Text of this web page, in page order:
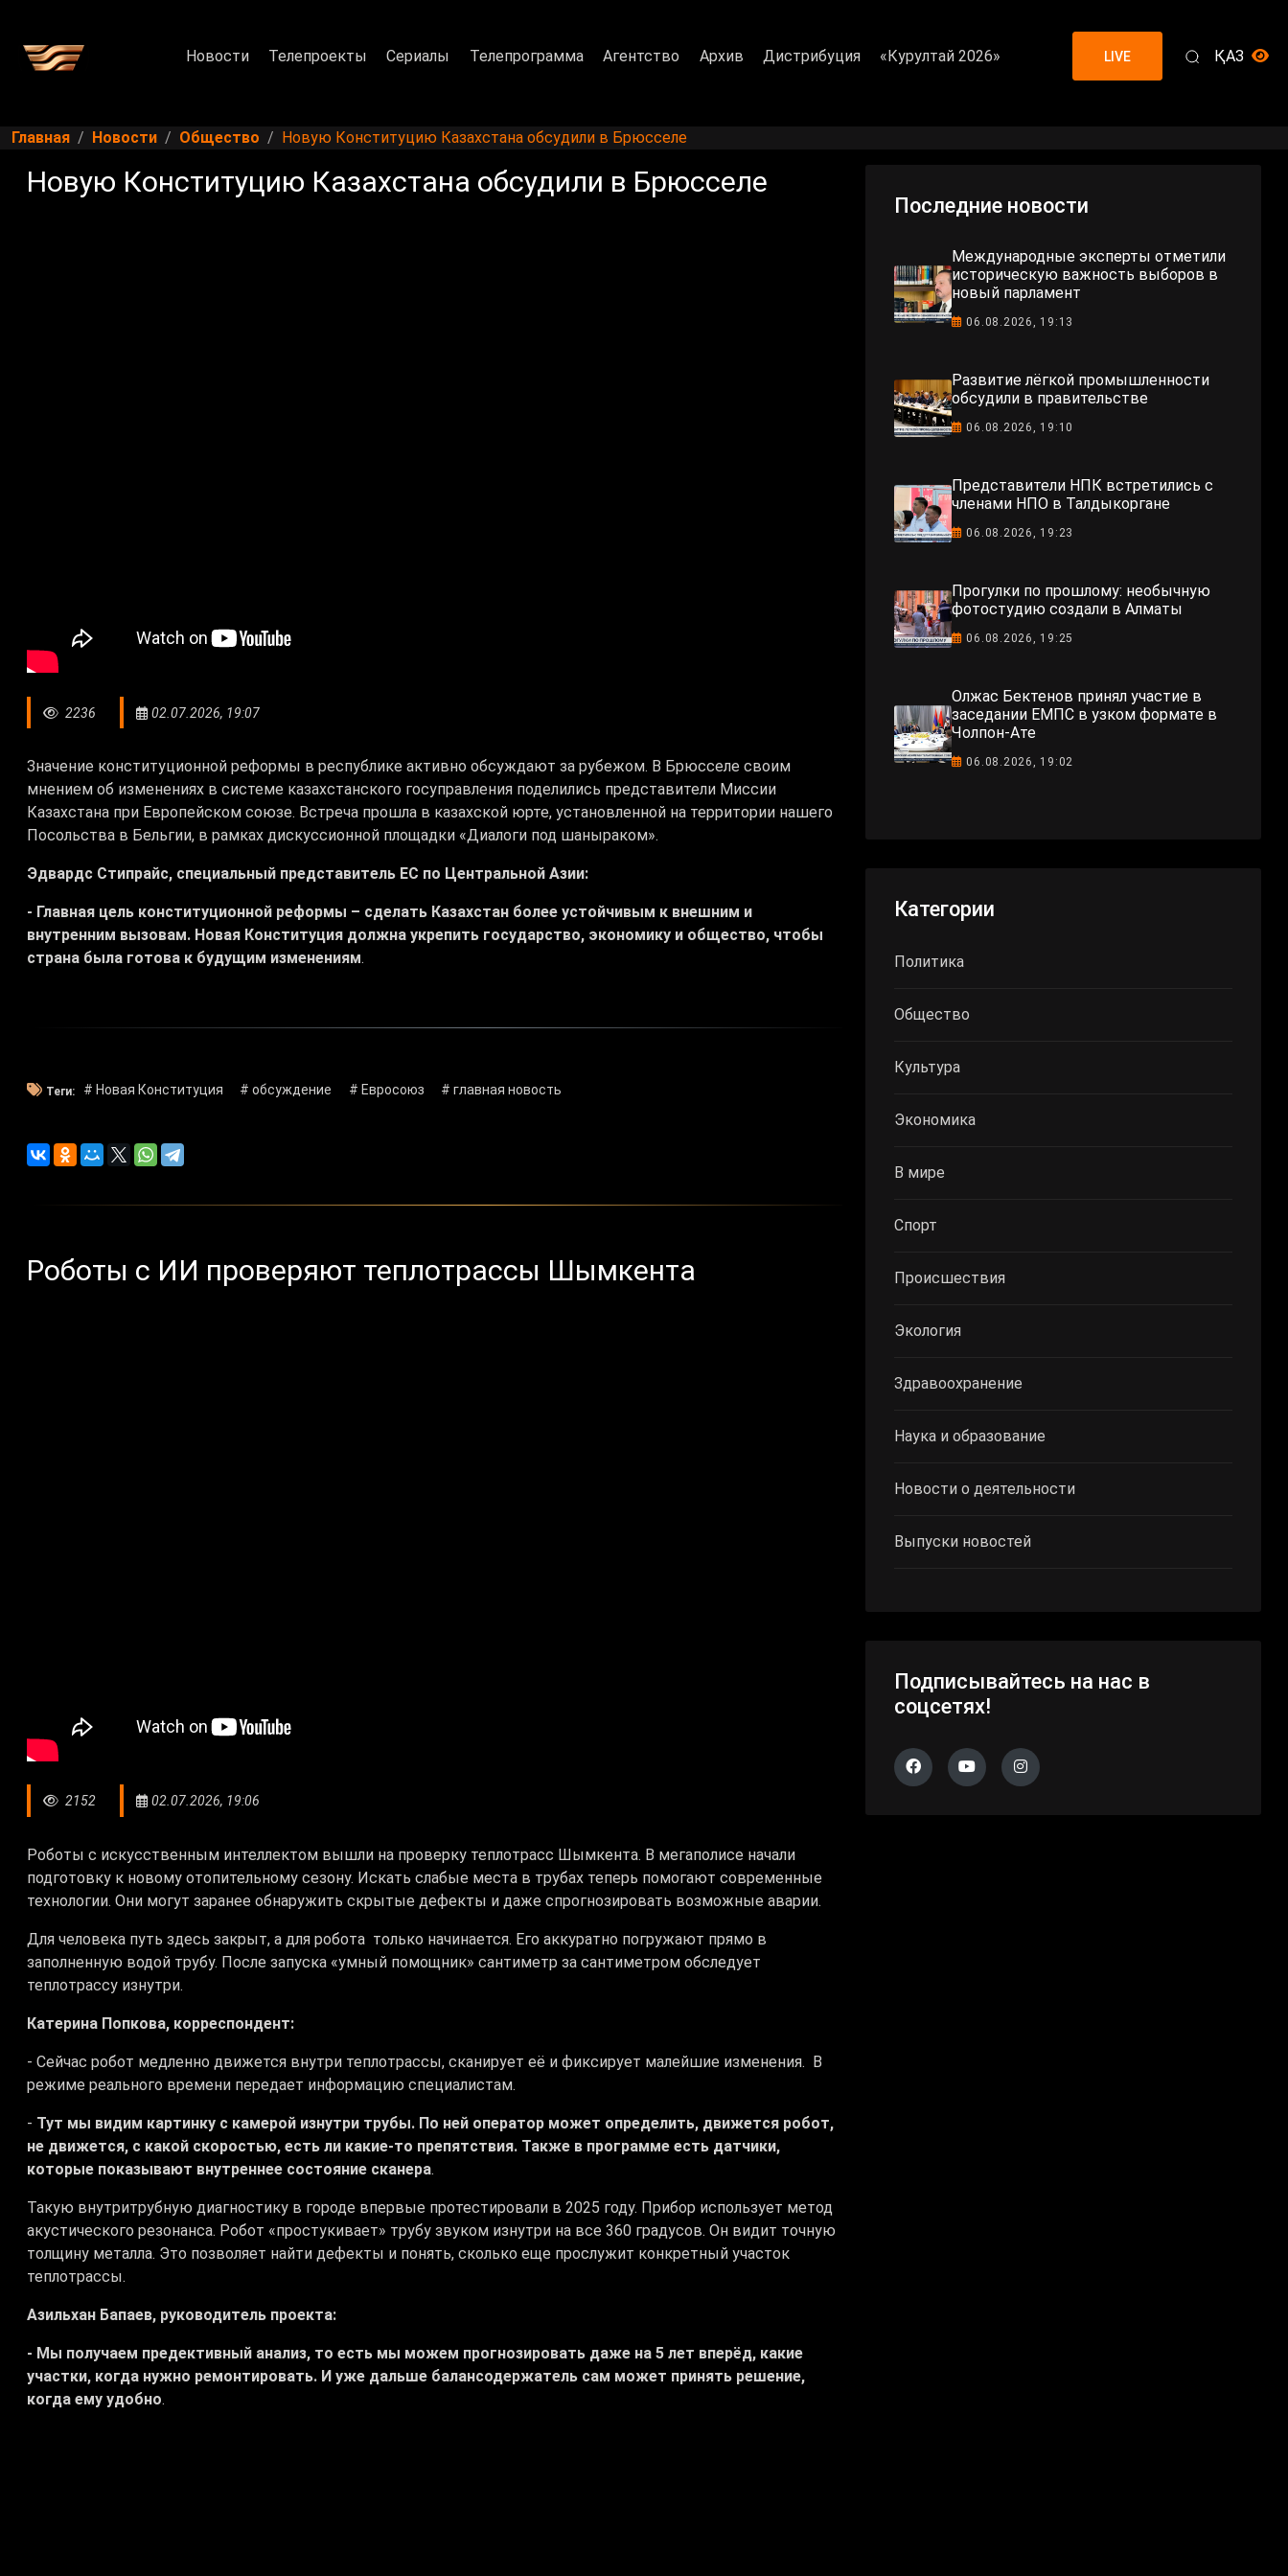
Новости Телепроекты Сериалы Телепрограмма Агентство Архив Дистрибуция «Курултай 2026» LIVE ҚАЗ
Главная Новости Общество Новую Конституцию Казахстана обсудили в Брюсселе
Новую Конституцию Казахстана обсудили в Брюсселе
2236 02.07.2026, 19:07
Значение конституционной реформы в республике активно обсуждают за рубежом. В Брюсселе своим
мнением об изменениях в системе казахстанского госуправления поделились представители Миссии
Казахстана при Европейском союзе. Встреча прошла в казахской юрте, установленной на территории нашего
Посольства в Бельгии, в рамках дискуссионной площадки «Диалоги под шаныраком».
Эдвардс Стипрайс, специальный представитель ЕС по Центральной Азии:
- Главная цель конституционной реформы – сделать Казахстан более устойчивым к внешним и
внутренним вызовам. Новая Конституция должна укрепить государство, экономику и общество, чтобы
страна была готова к будущим изменениям.
Теги: # Новая Конституция # обсуждение # Евросоюз # главная новость
Роботы с ИИ проверяют теплотрассы Шымкента
2152 02.07.2026, 19:06
Роботы с искусственным интеллектом вышли на проверку теплотрасс Шымкента. В мегаполисе начали
подготовку к новому отопительному сезону. Искать слабые места в трубах теперь помогают современные
технологии. Они могут заранее обнаружить скрытые дефекты и даже спрогнозировать возможные аварии.
Для человека путь здесь закрыт, а для робота только начинается. Его аккуратно погружают прямо в
заполненную водой трубу. После запуска «умный помощник» сантиметр за сантиметром обследует
теплотрассу изнутри.
Катерина Попкова, корреспондент:
- Сейчас робот медленно движется внутри теплотрассы, сканирует её и фиксирует малейшие изменения. В
режиме реального времени передает информацию специалистам.
- Тут мы видим картинку с камерой изнутри трубы. По ней оператор может определить, движется робот,
не движется, с какой скоростью, есть ли какие-то препятствия. Также в программе есть датчики,
которые показывают внутреннее состояние сканера.
Такую внутритрубную диагностику в городе впервые протестировали в 2025 году. Прибор использует метод
акустического резонанса. Робот «простукивает» трубу звуком изнутри на все 360 градусов. Он видит точную
толщину металла. Это позволяет найти дефекты и понять, сколько еще прослужит конкретный участок
теплотрассы.
Азильхан Бапаев, руководитель проекта:
- Мы получаем предективный анализ, то есть мы можем прогнозировать даже на 5 лет вперёд, какие
участки, когда нужно ремонтировать. И уже дальше балансодержатель сам может принять решение,
когда ему удобно.
Последние новости
Международные эксперты отметили
историческую важность выборов в
новый парламент
06.08.2026, 19:13
Развитие лёгкой промышленности
обсудили в правительстве
06.08.2026, 19:10
Представители НПК встретились с
членами НПО в Талдыкоргане
06.08.2026, 19:23
Прогулки по прошлому: необычную
фотостудию создали в Алматы
06.08.2026, 19:25
Олжас Бектенов принял участие в
заседании ЕМПС в узком формате в
Чолпон-Ате
06.08.2026, 19:02
Категории
Политика
Общество
Культура
Экономика
В мире
Спорт
Происшествия
Экология
Здравоохранение
Наука и образование
Новости о деятельности
Выпуски новостей
Подписывайтесь на нас в
соцсетях!